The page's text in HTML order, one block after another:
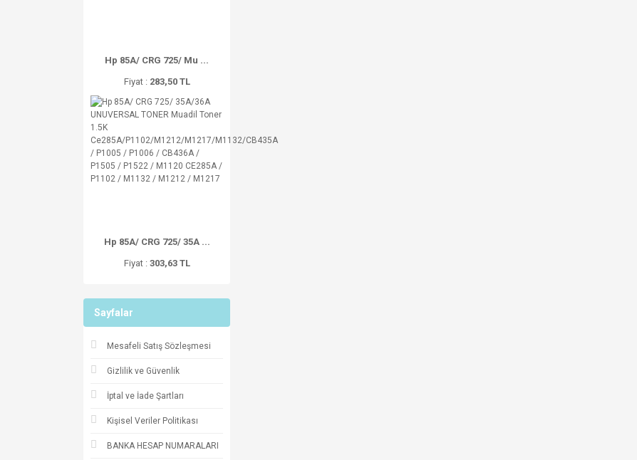
Hp 85A/ CRG 725/ Mu ...
Fiyat : 283,50 TL
Hp 85A/ CRG 725/ 35A ...
Fiyat : 303,63 TL
Sayfalar
Mesafeli Satış Sözleşmesi
Gizlilik ve Güvenlik
İptal ve İade Şartları
Kişisel Veriler Politikası
BANKA HESAP NUMARALARI